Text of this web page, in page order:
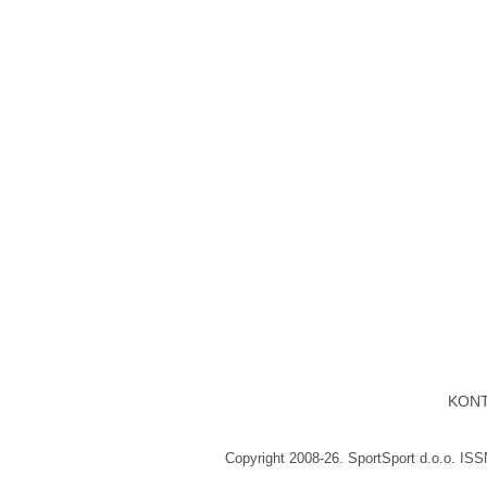
Copyright 2008-26. SportSport d.o.o.